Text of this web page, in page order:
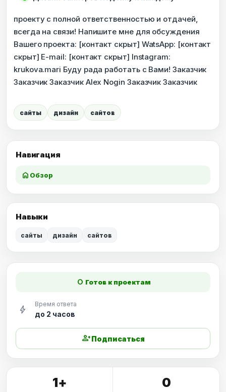
Навигация
home Обзор
Навыки
сайты дизайн сайтов
проекту с полной ответственностью и отдачей,
всегда на связи! Напишите мне для обсуждения
Вашего проекта: [контакт скрыт] WatsApp: [контакт
скрыт] E-mail: [контакт скрыт] Instagram:
krukova.mari Буду рада работать с Вами! Заказчик
Заказчик Заказчик Alex Nogin Заказчик Заказчик
сайты дизайн сайтов
fiber_manual_record Готов к проектам
bolt Время ответа
до 2 часов
person_addПодписаться
1+ 0